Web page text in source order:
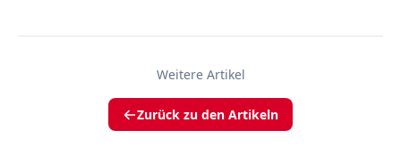
Weitere Artikel
Zurück zu den Artikeln